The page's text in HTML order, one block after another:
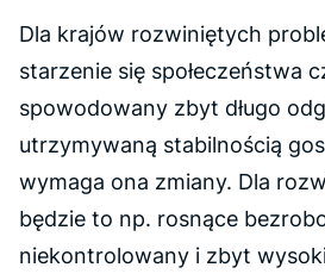
Dla krajów rozwiniętych
starzenie się społeczeństwa
spowodowany zbyt długo
utrzymywaną stabilnością
wymaga ona zmiany. Dla
będzie to np. rosnące
niekontrolowany i zbyt